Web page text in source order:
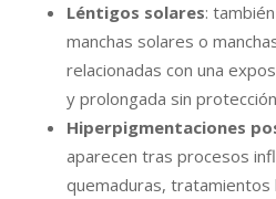
Léntigos solares:
manchas solares o
relacionadas con una
y prolongada sin
Hiperpigmentaciones
aparecen tras procesos
quemaduras, tratamientos